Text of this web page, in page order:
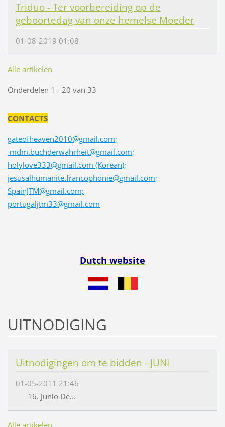
Triduo - Ter voorbereiding op de
geboortedag van onze hemelse Moeder
01-08-2019 01:08
Alle artikelen
Onderdelen 1 - 20 van 33
CONTACTS
gateofheaven2010@gmail.com;
mdm.buchderwahrheit@gmail.com;
holylove333@gmail.com (Korean);
jesusalhumanite.francophonie@gmail.com;
SpainJTM@gmail.com;
portugaljtm33@gmail.com
Dutch website
UITNODIGING
Uitnodigingen om te bidden - JUNI
01-05-2011 21:46
16. Junio De...
Alle artikelen